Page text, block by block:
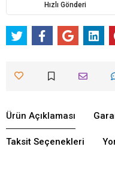
Hızlı Gönderi
Ürün Açıklaması
Taksit Seçenekleri